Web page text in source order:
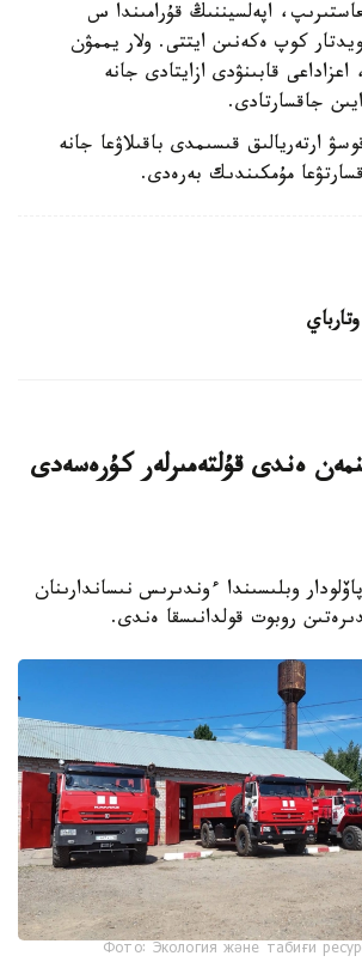
اپەلسيننىڭ قۇرامىندا س
كوپ ەكەنىن ايتتى. ولار يممۋن
قابىنۋدى ازايتادى جانە
جاقسارتادى.
ارتەريالىق قىسىمدى باقىلاۋعا جانە
مۇمكىندىك بەرەدى.
ەندى قۇلتەمىرلەر كۇرەسەدى
وبلىسىندا ءوندىرىس نىساندارىنان
روبوت قولدانىسقا ەندى.
Фото: Экология және табиғи